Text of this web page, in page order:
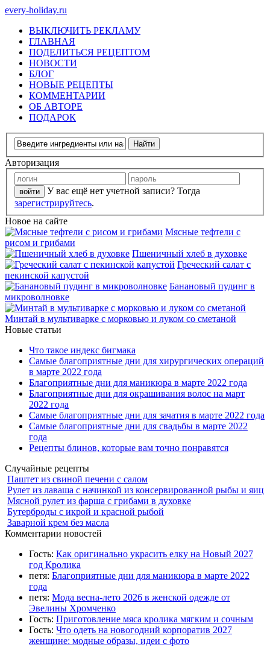
every-holiday.ru
ВЫКЛЮЧИТЬ РЕКЛАМУ
ГЛАВНАЯ
ПОДЕЛИТЬСЯ РЕЦЕПТОМ
НОВОСТИ
БЛОГ
НОВЫЕ РЕЦЕПТЫ
КОММЕНТАРИИ
ОБ АВТОРЕ
ПОДАРОК
Авторизация
У вас ещё нет учетной записи? Тогда
зарегистрируйтесь.
Новое на сайте
Мясные тефтели с
рисом и грибами
Пшеничный хлеб в духовке
Греческий салат с
пекинской капустой
Банановый пудинг в
микроволновке
Минтай в мультиварке с морковью и луком со сметаной
Новые статьи
Что такое индекс бигмака
Самые благоприятные дни для хирургических операций
в марте 2022 года
Благоприятные дни для маникюра в марте 2022 года
Благоприятные дни для окрашивания волос на март
2022 года
Самые благоприятные дни для зачатия в марте 2022 года
Самые благоприятные дни для свадьбы в марте 2022
года
Рецепты блинов, которые вам точно понравятся
Случайные рецепты
Паштет из свиной печени с салом
Рулет из лаваша с начинкой из консервированной рыбы и яиц
Мясной рулет из фарша с грибами в духовке
Бутерброды с икрой и красной рыбой
Заварной крем без масла
Комментарии новостей
Гость: Как оригинально украсить елку на Новый 2027
год Кролика
петя: Благоприятные дни для маникюра в марте 2022
года
петя: Мода весна-лето 2026 в женской одежде от
Эвелины Хромченко
Гость: Приготовление мяса кролика мягким и сочным
Гость: Что одеть на новогодний корпоратив 2027
женщине: модные образы, идеи с фото